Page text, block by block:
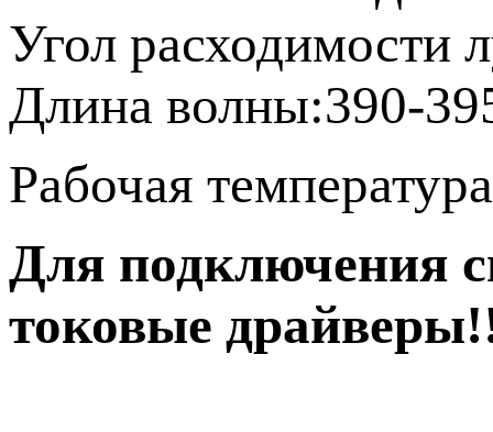
Угол расходимости
Длина волны:390-
Рабочая
Для подключения
токовые